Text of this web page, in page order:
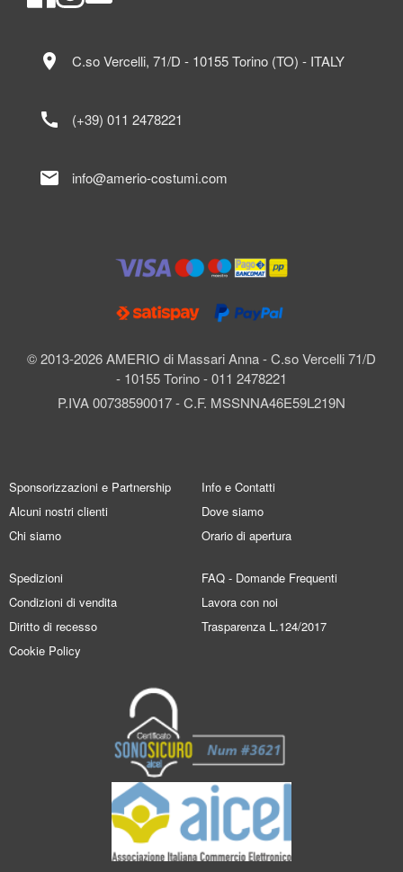
© 2013-2026 AMERIO di Massari Anna - C.so Vercelli 71/D
- 10155 Torino - 011 2478221
P.IVA 00738590017 - C.F. MSSNNA46E59L219N
location_on C.so Vercelli, 71/D - 10155 Torino (TO) - ITALY
call (+39) 011 2478221
mail info@amerio-costumi.com
Sponsorizzazioni e Partnership
Alcuni nostri clienti
Chi siamo
Info e Contatti
Dove siamo
Orario di apertura
Spedizioni
Condizioni di vendita
Diritto di recesso
Cookie Policy
FAQ - Domande Frequenti
Lavora con noi
Trasparenza L.124/2017